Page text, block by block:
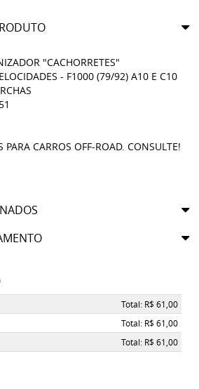
"CACHORRETES"
- F1000 (79/92) A10 E C10
PARA CARROS OFF-ROAD. CONSULTE!
Total: R$ 61,00
Total: R$ 61,00
Total: R$ 61,00